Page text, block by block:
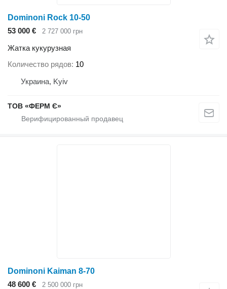
Dominoni Rock 10-50
53 000 €
2 727 000 грн
Жатка кукурузная
Количество рядов 10
Украина, Kyiv
ТОВ «ФЕРМ Є»
Dominoni Kaiman 8-70
48 600 €
2 500 000 грн